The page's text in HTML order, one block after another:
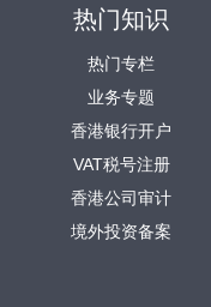
热门知识
热门专栏
业务专题
香港银行开户
VAT税号注册
香港公司审计
境外投资备案